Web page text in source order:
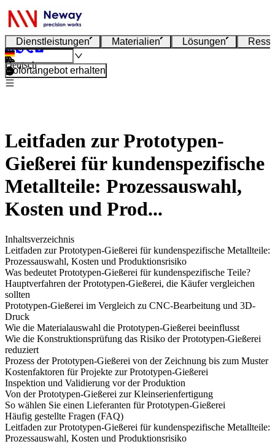
Dienstleistungen Materialien Lösungen
Deutsch
Sofortangebot erhalten
Leitfaden zur Prototypen-
Gießerei für kundenspezifische
Metallteile: Prozessauswahl,
Kosten und Prod...
Inhaltsverzeichnis
Leitfaden zur Prototypen-Gießerei für kundenspezifische Metallteile:
Prozessauswahl, Kosten und Produktionsrisiko
Was bedeutet Prototypen-Gießerei für kundenspezifische Teile?
Hauptverfahren der Prototypen-Gießerei, die Käufer vergleichen
sollten
Prototypen-Gießerei im Vergleich zu CNC-Bearbeitung und 3D-
Druck
Wie die Materialauswahl die Prototypen-Gießerei beeinflusst
Wie die Konstruktionsprüfung das Risiko der Prototypen-Gießerei
reduziert
Prozess der Prototypen-Gießerei von der Zeichnung bis zum Muster
Kostenfaktoren für Projekte zur Prototypen-Gießerei
Inspektion und Validierung vor der Produktion
Von der Prototypen-Gießerei zur Kleinserienfertigung
So wählen Sie einen Lieferanten für Prototypen-Gießerei
Häufig gestellte Fragen (FAQ)
Leitfaden zur Prototypen-Gießerei für kundenspezifische Metallteile:
Prozessauswahl, Kosten und Produktionsrisiko